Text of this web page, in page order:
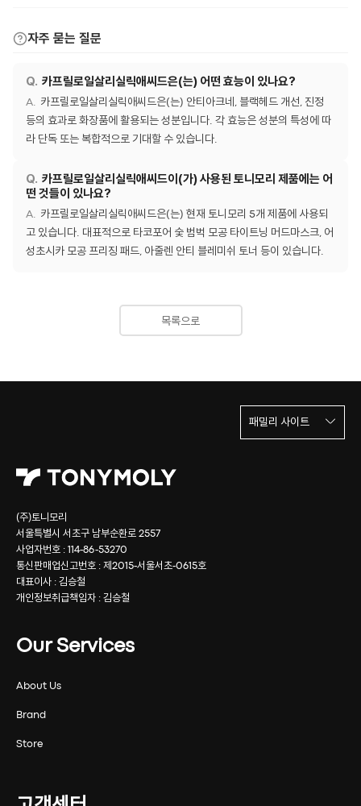
자주 묻는 질문
카프릴로일살리실릭애씨드은(는) 어떤 효능이 있나요?
카프릴로일살리실릭애씨드은(는) 안티아크네, 블랙헤드 개선, 진정
등의 효과로 화장품에 활용되는 성분입니다. 각 효능은 성분의 특성에 따
라 단독 또는 복합적으로 기대할 수 있습니다.
카프릴로일살리실릭애씨드이(가) 사용된 토니모리 제품에는 어
떤 것들이 있나요?
카프릴로일살리실릭애씨드은(는) 현재 토니모리 5개 제품에 사용되
고 있습니다. 대표적으로 타코포어 숯 범벅 모공 타이트닝 머드마스크, 어
성초시카 모공 프리징 패드, 아줄렌 안티 블레미쉬 토너 등이 있습니다.
목록으로
(주)토니모리
서울특별시 서초구 남부순환로 2557
사업자번호 : 114-86-53270
통신판매업신고번호 : 제2015-서울서초-0615호
대표이사 : 김승철
개인정보취급책임자 : 김승철
Our Services
About Us
Brand
Store
패밀리 사이트